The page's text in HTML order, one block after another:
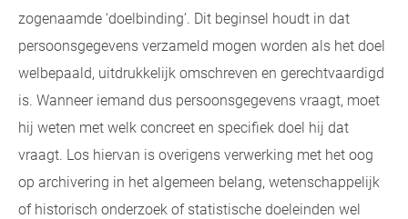
zogenaamde ‘doelbinding’. Dit beginsel houdt in dat
persoonsgegevens verzameld mogen worden als het doel
welbepaald, uitdrukkelijk omschreven en gerechtvaardigd
is. Wanneer iemand dus persoonsgegevens vraagt, moet
hij weten met welk concreet en specifiek doel hij dat
vraagt. Los hiervan is overigens verwerking met het oog
op archivering in het algemeen belang, wetenschappelijk
of historisch onderzoek of statistische doeleinden wel